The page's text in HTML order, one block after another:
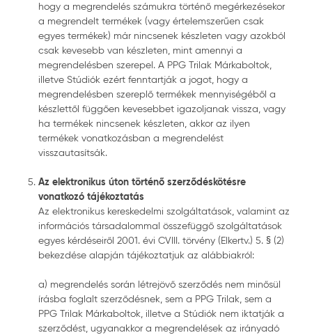
hogy a megrendelés számukra történő megérkezésekor
a megrendelt termékek (vagy értelemszerűen csak
egyes termékek) már nincsenek készleten vagy azokból
csak kevesebb van készleten, mint amennyi a
megrendelésben szerepel. A PPG Trilak Márkaboltok,
illetve Stúdiók ezért fenntartják a jogot, hogy a
megrendelésben szereplő termékek mennyiségéből a
készlettől függően kevesebbet igazoljanak vissza, vagy
ha termékek nincsenek készleten, akkor az ilyen
termékek vonatkozásban a megrendelést
visszautasítsák.
Az elektronikus úton történő szerződéskötésre
vonatkozó tájékoztatás
Az elektronikus kereskedelmi szolgáltatások, valamint az
információs társadalommal összefüggő szolgáltatások
egyes kérdéseiről 2001. évi CVIII. törvény (Elkertv.) 5. § (2)
bekezdése alapján tájékoztatjuk az alábbiakról:
a) megrendelés során létrejövő szerződés nem minősül
írásba foglalt szerződésnek, sem a PPG Trilak, sem a
PPG Trilak Márkaboltok, illetve a Stúdiók nem iktatják a
szerződést, ugyanakkor a megrendelések az irányadó